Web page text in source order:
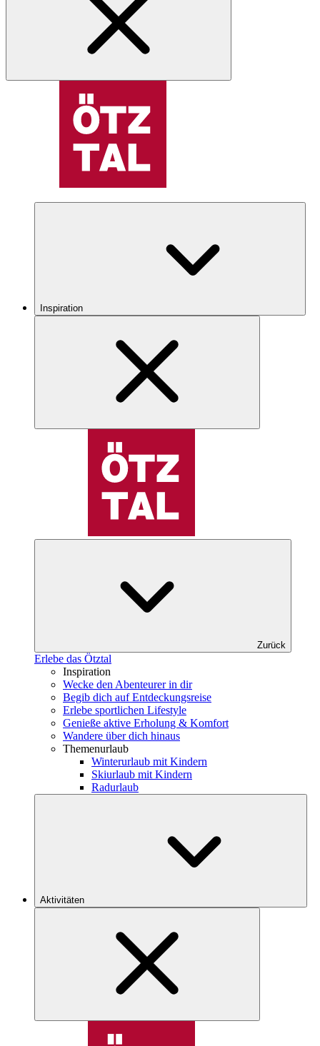
Inspiration
Zurück
Erlebe das Ötztal
Inspiration
Wecke den Abenteurer in dir
Begib dich auf Entdeckungsreise
Erlebe sportlichen Lifestyle
Genieße aktive Erholung & Komfort
Wandere über dich hinaus
Themenurlaub
Winterurlaub mit Kindern
Skiurlaub mit Kindern
Radurlaub
Aktivitäten